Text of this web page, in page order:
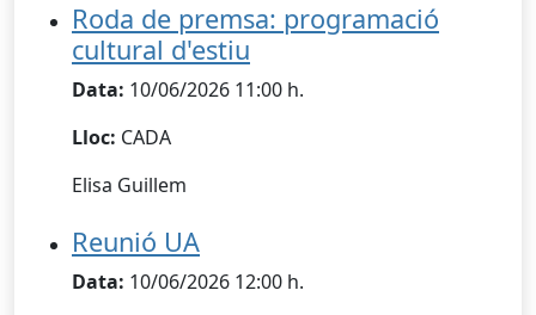
Roda de premsa: programació
cultural d'estiu
Data: 10/06/2026 11:00 h.
Lloc: CADA
Elisa Guillem
Reunió UA
Data: 10/06/2026 12:00 h.